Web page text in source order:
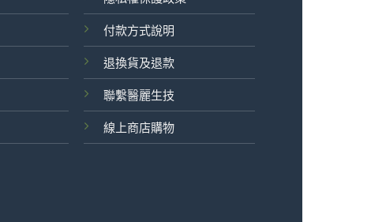
付款方式說明
退換貨及退款
聯繫醫麗生技
線上商店購物